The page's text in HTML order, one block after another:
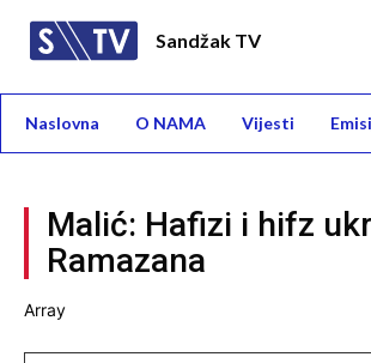
Sandžak TV
Naslovna O NAMA Vijesti
Malić: Hafizi i hifz
Ramazana
Array